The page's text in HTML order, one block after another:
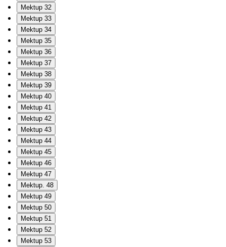
Mektup 32
Mektup 33
Mektup 34
Mektup 35
Mektup 36
Mektup 37
Mektup 38
Mektup 39
Mektup 40
Mektup 41
Mektup 42
Mektup 43
Mektup 44
Mektup 45
Mektup 46
Mektup 47
Mektup. 48
Mektup 49
Mektup 50
Mektup 51
Mektup 52
Mektup 53